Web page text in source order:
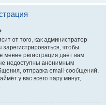
от того, как администратор
чтобы
менее регистрация даёт вам
недоступны анонимным
отправка email-сообщений,
у вас всего пару минут,